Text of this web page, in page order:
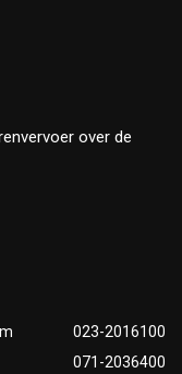
over de
023-2016100
071-2036400